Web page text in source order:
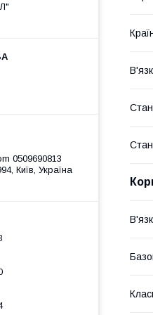
Стан
0509690813
Київ, Україна